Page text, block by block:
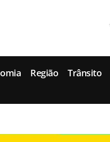
Região Trânsito